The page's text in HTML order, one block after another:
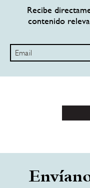
Recibe
contenido